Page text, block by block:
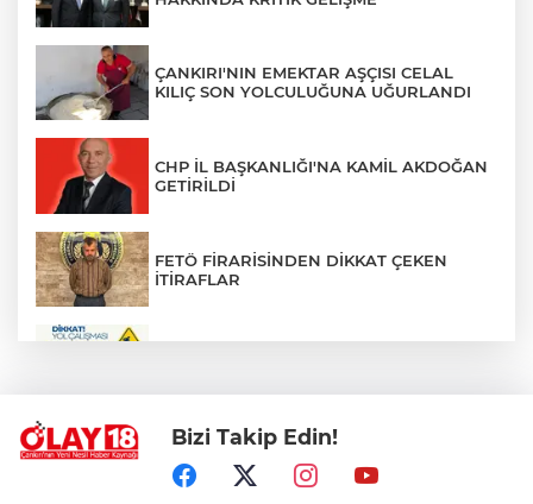
ÇANKIRI'NIN EMEKTAR AŞÇISI CELAL
KILIÇ SON YOLCULUĞUNA UĞURLANDI
CHP İL BAŞKANLIĞI'NA KAMİL AKDOĞAN
GETİRİLDİ
FETÖ FİRARİSİNDEN DİKKAT ÇEKEN
İTİRAFLAR
PKK'NIN SİLAH BIRAKMA SÜRECİNDE
YENİ DÖNEM
Bizi Takip Edin!